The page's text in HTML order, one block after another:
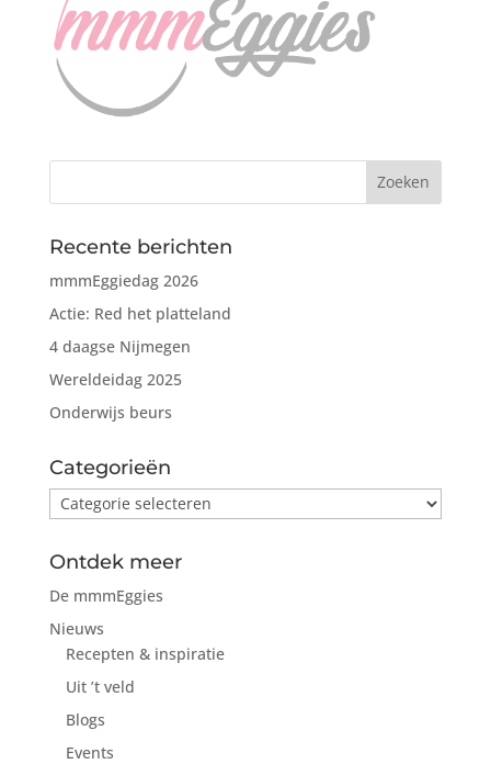
Recente berichten
mmmEggiedag 2026
Actie: Red het platteland
4 daagse Nijmegen
Wereldeidag 2025
Onderwijs beurs
Categorieën
Categorieën
Ontdek meer
De mmmEggies
Nieuws
Recepten & inspiratie
Uit ’t veld
Blogs
Events